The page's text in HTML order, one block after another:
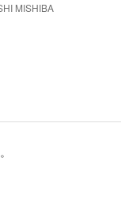
MISHIBA